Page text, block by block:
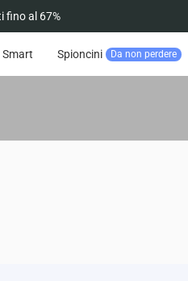
fino al 67%
Smart Spioncini Da non perdere